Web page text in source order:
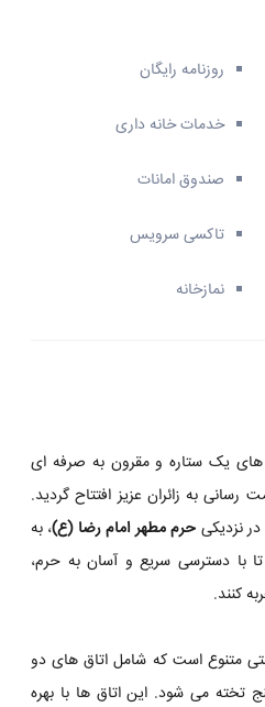
روزنامه رایگان
خدمات خانه داری
صندوق امانات
تاکسی سرویس
نمازخانه
یک ستاره و مقرون به صرفه ای
1392 برای خدمت رسانی به زائران عزیز افتتاح گردید.
نزدیکی حرم مطهر امام رضا (ع)، به
با دسترسی سریع و آسان به حرم،
کنند.
۴۵ واحد اقامتی متنوع است که شامل اتاق های دو
تخته می شود. این اتاق ها با بهره